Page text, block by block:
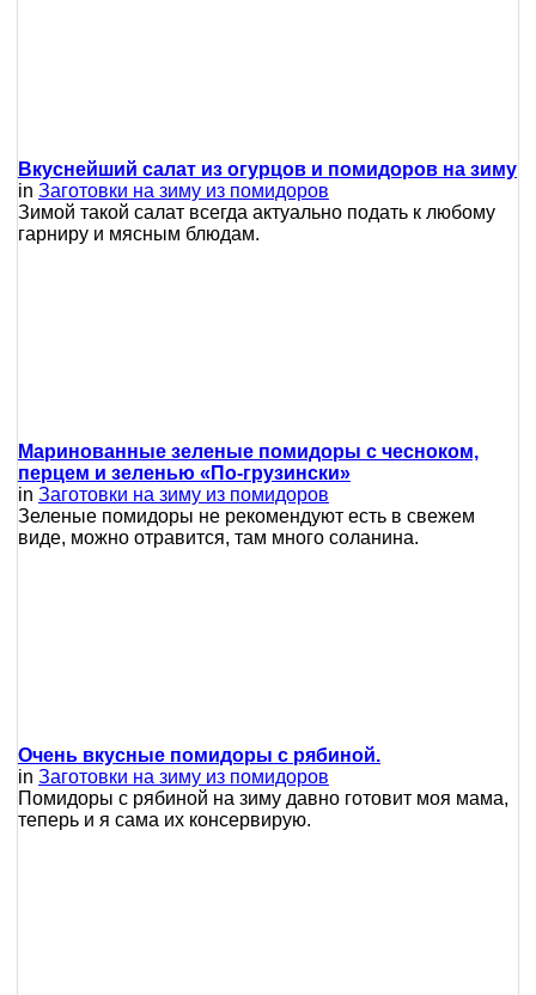
Вкуснейший салат из огурцов и помидоров на зиму
in Заготовки на зиму из помидоров
Зимой такой салат всегда актуально подать к любому
гарниру и мясным блюдам.
Маринованные зеленые помидоры с чесноком,
перцем и зеленью «По-грузински»
in Заготовки на зиму из помидоров
Зеленые помидоры не рекомендуют есть в свежем
виде, можно отравится, там много соланина.
Очень вкусные помидоры с рябиной.
in Заготовки на зиму из помидоров
Помидоры с рябиной на зиму давно готовит моя мама,
теперь и я сама их консервирую.